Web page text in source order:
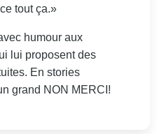
tout ça.»
humour aux
lui proposent des
En stories
grand NON MERCI!